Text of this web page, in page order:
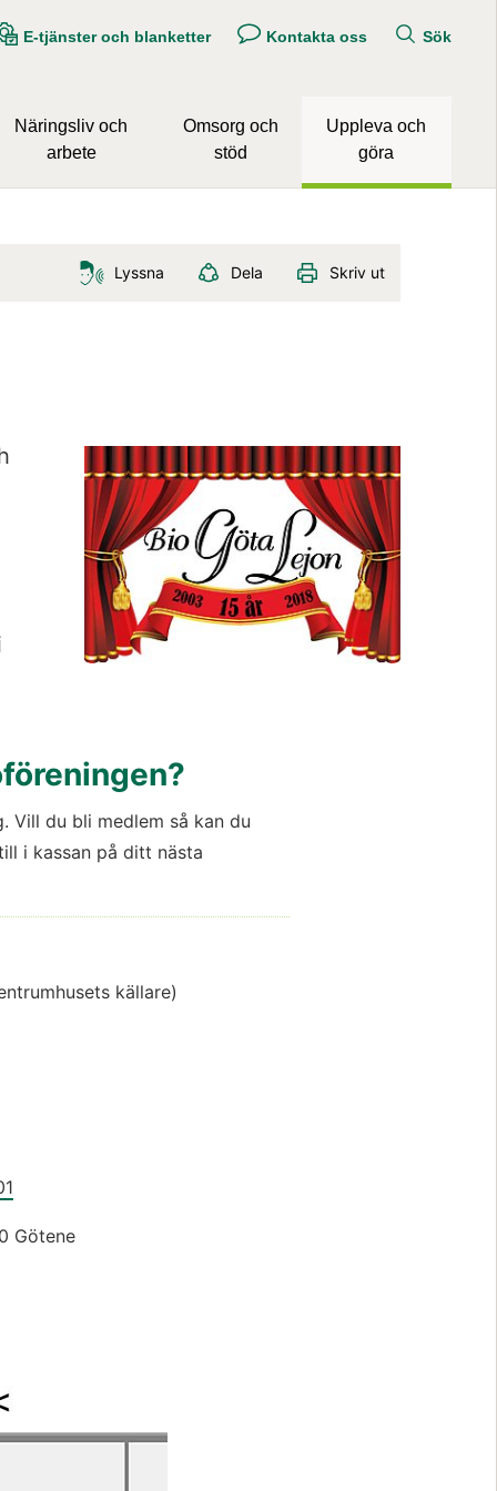
E-tjänster och blanketter Kontakta oss Sök
Näringsliv och
arbete
Omsorg och
stöd
Uppleva och
göra
Lyssna Dela Skriv ut
Förstora
Vill du bli medlem så kan du
i kassan på ditt nästa
källare)
Götene